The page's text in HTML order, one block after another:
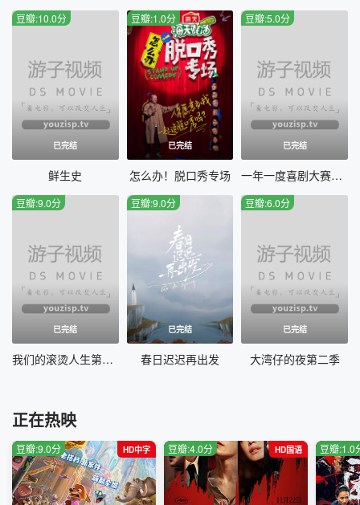
20221217期 20221224期
20230107期 20230114期
20230115期 20230122期
20230204期 20230205期
20230211期 20230212期
20230218期 20230225期
20230304期 20230311期
20230312期 20230316期
20230318期 20230319期
20230408期
20230415期 20230416期
已完结
豆瓣:10.0分
鲜生史
已完结
豆瓣:1.0分
怎么办！脱口秀专场
已完结
豆瓣:5.0分
一年一度喜剧大赛第二季
已完结
豆瓣:9.0分
我们的滚烫人生第二季
已完结
豆瓣:9.0分
春日迟迟再出发
已完结
豆瓣:6.0分
大湾仔的夜第二季
正在热映
HD中字
豆瓣:9.0分 HD国语
豆瓣:4.0分 豆瓣:1.0